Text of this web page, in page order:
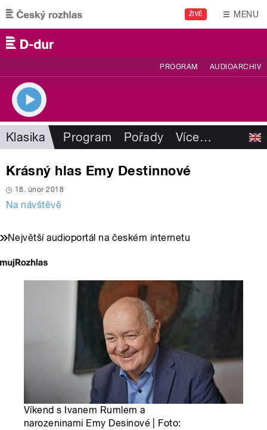
Přejít k hlavnímu obsahu
ŽIVĚ MENU
PROGRAM AUDIOARCHIV
Klasika Program Pořady Více…
Krásný hlas Emy Destinnové
18. únor 2018
Na návštěvě
Největší audioportál na českém internetu
Víkend s Ivanem Rumlem a
narozeninami Emy Desinové | Foto: